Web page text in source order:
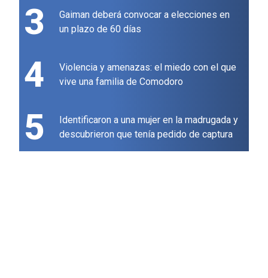
3
Gaiman deberá convocar a elecciones en
un plazo de 60 días
4
Violencia y amenazas: el miedo con el que
vive una familia de Comodoro
5
Identificaron a una mujer en la madrugada y
descubrieron que tenía pedido de captura